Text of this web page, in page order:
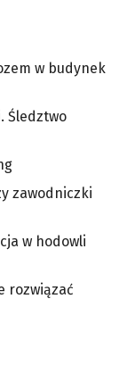
w budynek
Śledztwo
zawodniczki
w hodowli
rozwiązać